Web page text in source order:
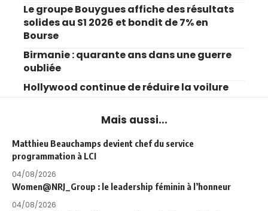
Le groupe Bouygues affiche des résultats
solides au S1 2026 et bondit de 7% en
Bourse
Birmanie : quarante ans dans une guerre
oubliée
Hollywood continue de réduire la voilure
Mais aussi...
Matthieu Beauchamps devient chef du service
programmation à LCI
04/08/2026
Women@NRJ_Group : le leadership féminin à l’honneur
04/08/2026